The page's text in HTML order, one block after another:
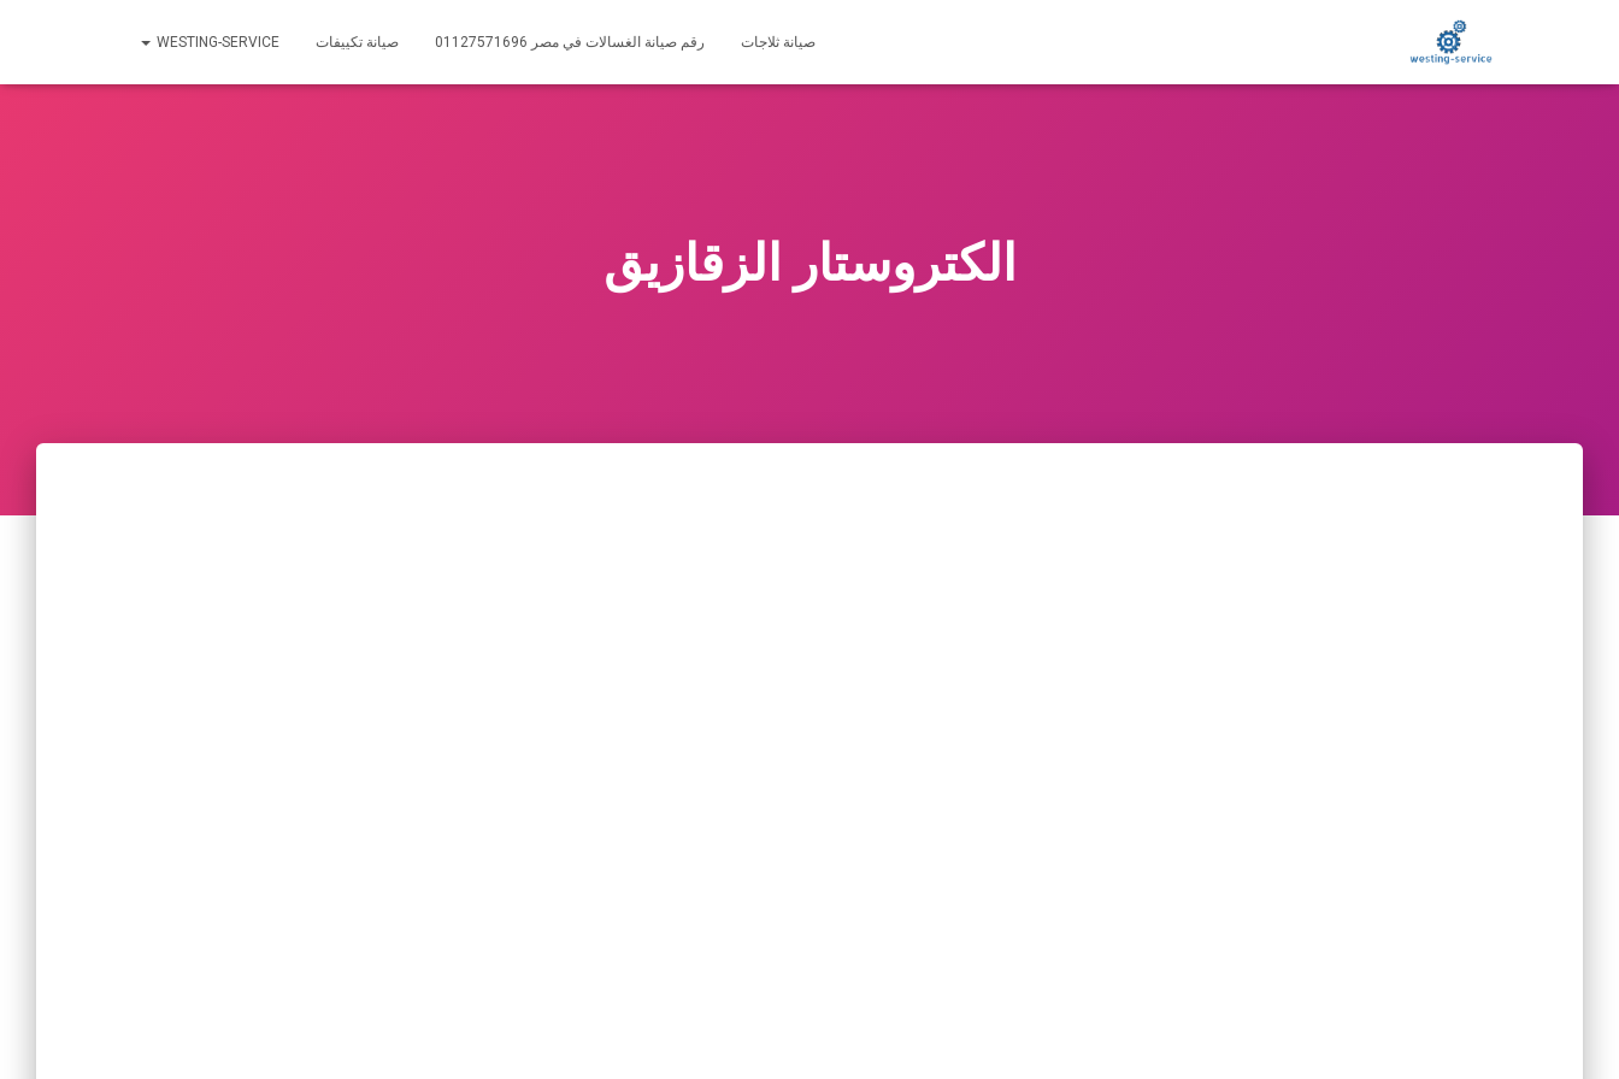
صيانة ثلاجات رقم صيانة الغسالات في مصر 01127571696 صيانة تكييفات WESTING-SERVICE
الكتروستار الزقازيق